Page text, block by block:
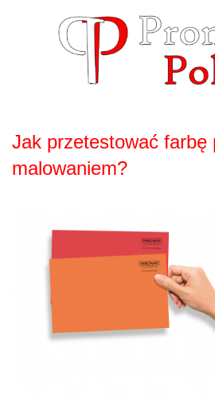
Jak przetestować farbę
malowaniem?